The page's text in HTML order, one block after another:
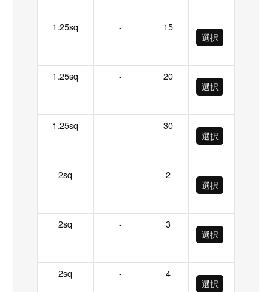
1.25sq -
15
選択
1.25sq -
20
選択
1.25sq -
30
選択
2sq -
2
選択
2sq -
3
選択
2sq -
4
選択